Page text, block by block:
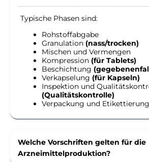
Typische Phasen sind:
Rohstoffabgabe
Granulation (nass/trocken)
Mischen und Vermengen
Kompression (für Tablets)
Beschichtung
Verkapselung (für Kapseln)
Inspektion und
(Qualitätskontrolle)
Verpackung und Etikettierung
Welche Vorschriften gelten für die
Arzneimittelproduktion?